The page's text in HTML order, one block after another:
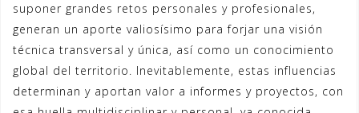
suponer grandes retos personales y profesionales,
generan un aporte valiosísimo para forjar una visión
técnica transversal y única, así como un conocimiento
global del territorio. Inevitablemente, estas influencias
determinan y aportan valor a informes y proyectos, con